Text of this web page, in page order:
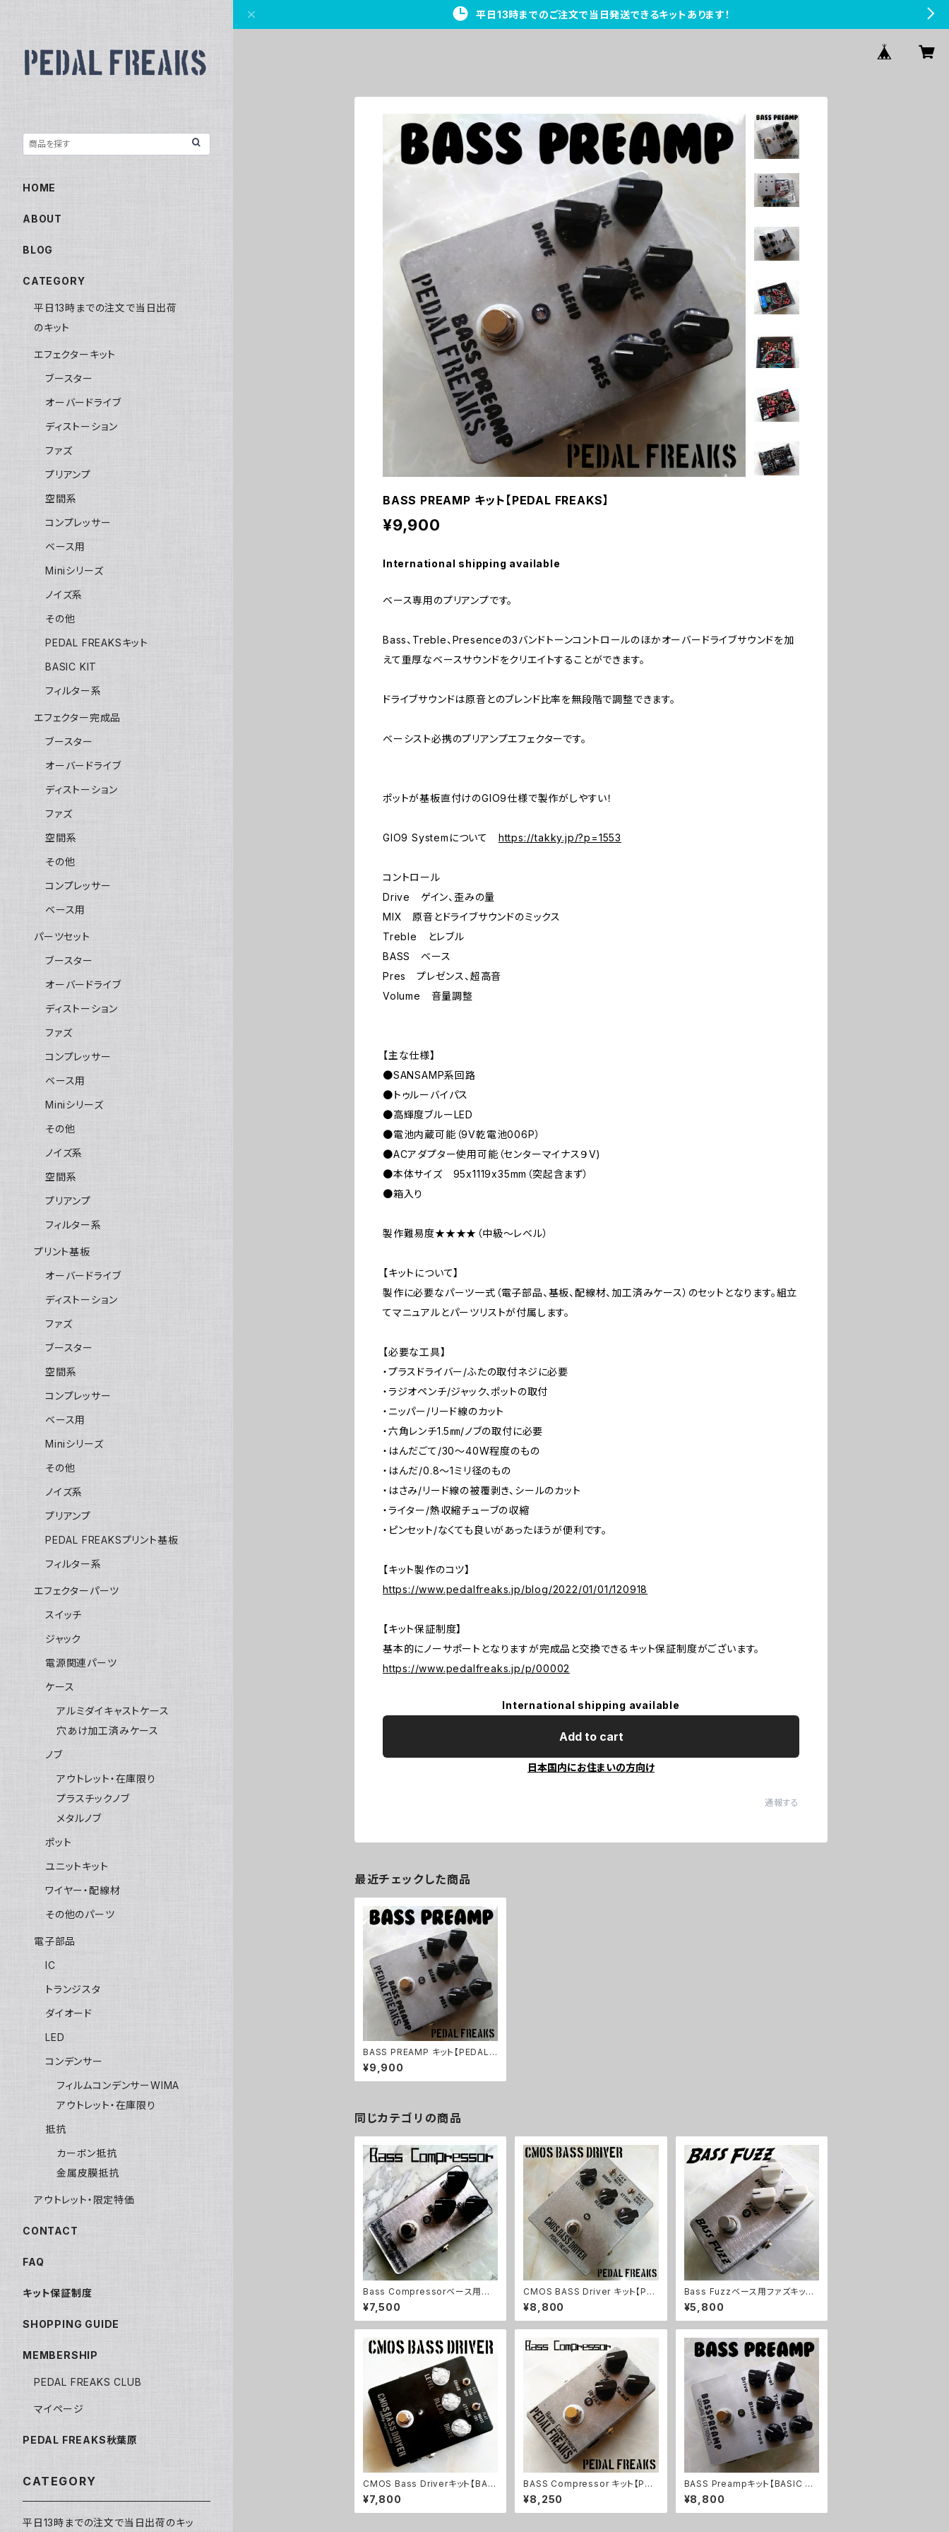
平日13時までのご注文で当日発送できるキットあります！
BASS PREAMP キット【PEDAL FREAKS】
¥9,900
International shipping available
ベース専用のプリアンプです。
Bass、Treble、Presenceの3バンドトーンコントロールのほかオーバードライブサウンドを加
えて重厚なベースサウンドをクリエイトすることができます。
ドライブサウンドは原音とのブレンド比率を無段階で調整できます。
ベーシスト必携のプリアンプエフェクターです。
ポットが基板直付けのGIO9仕様で製作がしやすい！
GIO9 Systemについて https://takky.jp/?p=1553
コントロール
Drive ゲイン、歪みの量
MIX 原音とドライブサウンドのミックス
Treble とレブル
BASS ベース
Pres プレゼンス、超高音
Volume 音量調整
【主な仕様】
●SANSAMP系回路
●トゥルーバイパス
●高輝度ブルーLED
●電池内蔵可能（9V乾電池006P）
●ACアダプター使用可能（センターマイナス９V)
●本体サイズ 95x1119x35mm（突起含まず）
●箱入り
製作難易度★★★★（中級～レベル）
【キットについて】
製作に必要なパーツ一式（電子部品、基板、配線材、加工済みケース）のセットとなります。組立
てマニュアルとパーツリストが付属します。
【必要な工具】
・プラスドライバー/ふたの取付ネジに必要
・ラジオペンチ/ジャック、ポットの取付
・ニッパー/リード線のカット
・六角レンチ1.5㎜/ノブの取付に必要
・はんだごて/30～40W程度のもの
・はんだ/0.8～1ミリ径のもの
・はさみ/リード線の被覆剥き、シールのカット
・ライター/熱収縮チューブの収縮
・ピンセット/なくても良いがあったほうが便利です。
【キット製作のコツ】
https://www.pedalfreaks.jp/blog/2022/01/01/120918
【キット保証制度】
基本的にノーサポートとなりますが完成品と交換できるキット保証制度がございます。
https://www.pedalfreaks.jp/p/00002
International shipping available
Add to cart
日本国内にお住まいの方向け
通報する
最近チェックした商品
BASS PREAMP キット【PEDAL F
REAKS】
¥9,900
同じカテゴリの商品
Bass Compressorベース用コ
ンプ【BASIC KIT】
¥7,500
CMOS BASS Driver キット【PE
DAL FREAKS】
¥8,800
Bass Fuzzベース用ファズキット
【BASIC KIT】
¥5,800
CMOS Bass Driverキット【BASI
C KIT】
¥7,800
BASS Compressor キット【PED
AL FREAKS】
¥8,250
BASS Preampキット【BASIC KI
T】
¥8,800
HOME
ABOUT
BLOG
CATEGORY
平日13時までの注文で当日出荷
のキット
エフェクターキット
ブースター
オーバードライブ
ディストーション
ファズ
プリアンプ
空間系
コンプレッサー
ベース用
Miniシリーズ
ノイズ系
その他
PEDAL FREAKSキット
BASIC KIT
フィルター系
エフェクター完成品
ブースター
オーバードライブ
ディストーション
ファズ
空間系
その他
コンプレッサー
ベース用
パーツセット
ブースター
オーバードライブ
ディストーション
ファズ
コンプレッサー
ベース用
Miniシリーズ
その他
ノイズ系
空間系
プリアンプ
フィルター系
プリント基板
オーバードライブ
ディストーション
ファズ
ブースター
空間系
コンプレッサー
ベース用
Miniシリーズ
その他
ノイズ系
プリアンプ
PEDAL FREAKSプリント基板
フィルター系
エフェクターパーツ
スイッチ
ジャック
電源関連パーツ
ケース
アルミダイキャストケース
穴あけ加工済みケース
ノブ
アウトレット・在庫限り
プラスチックノブ
メタルノブ
ポット
ユニットキット
ワイヤー・配線材
その他のパーツ
電子部品
IC
トランジスタ
ダイオード
LED
コンデンサー
フィルムコンデンサーWIMA
アウトレット・在庫限り
抵抗
カーボン抵抗
金属皮膜抵抗
アウトレット・限定特価
CONTACT
FAQ
キット保証制度
SHOPPING GUIDE
MEMBERSHIP
PEDAL FREAKS CLUB
マイページ
PEDAL FREAKS秋葉原
CATEGORY
平日13時までの注文で当日出荷のキッ